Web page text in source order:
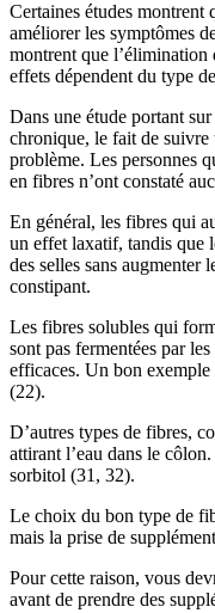
Certaines études montrent
améliorer les symptômes
montrent que
effets dépendent du type
Dans une étude portant
chronique, le fait de
problème. Les personnes
en fibres n’ont constaté
En général, les fibres qui
un effet laxatif, tandis que
des selles sans augmenter
constipant.
Les fibres solubles qui
sont pas fermentées par
efficaces. Un bon
(22).
D’autres types de fibres,
attirant l’eau dans le
sorbitol (31, 32).
Le choix du bon type de
mais la prise de
Pour cette raison, vous
avant de prendre des